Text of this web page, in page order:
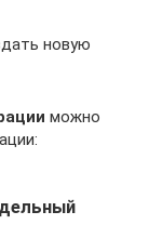
новую
можно